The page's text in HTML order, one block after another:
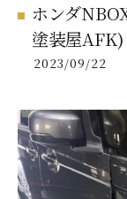
ホンダ
塗装屋AFK)
2023/09/22